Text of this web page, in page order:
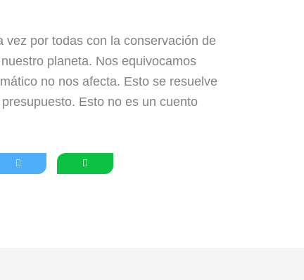
vez por todas con la conservación de
planeta. Nos equivocamos
no nos afecta. Esto se resuelve
Esto no es un cuento